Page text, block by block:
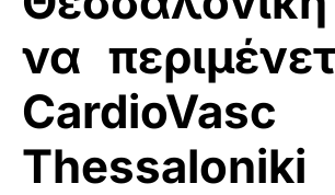
να
CardioVasc
Thessaloniki